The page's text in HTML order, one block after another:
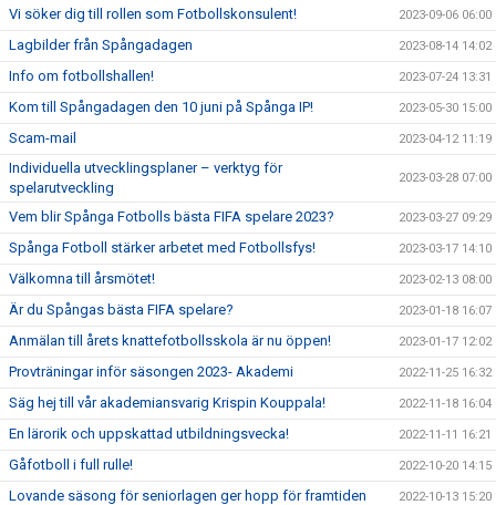
Vi söker dig till rollen som Fotbollskonsulent! 2023-09-06 06:00
Lagbilder från Spångadagen 2023-08-14 14:02
Info om fotbollshallen! 2023-07-24 13:31
Kom till Spångadagen den 10 juni på Spånga IP! 2023-05-30 15:00
Scam-mail 2023-04-12 11:19
Individuella utvecklingsplaner – verktyg för
spelarutveckling
2023-03-28 07:00
Vem blir Spånga Fotbolls bästa FIFA spelare 2023? 2023-03-27 09:29
Spånga Fotboll stärker arbetet med Fotbollsfys! 2023-03-17 14:10
Välkomna till årsmötet! 2023-02-13 08:00
Är du Spångas bästa FIFA spelare? 2023-01-18 16:07
Anmälan till årets knattefotbollsskola är nu öppen! 2023-01-17 12:02
Provträningar inför säsongen 2023- Akademi 2022-11-25 16:32
Säg hej till vår akademiansvarig Krispin Kouppala! 2022-11-18 16:04
En lärorik och uppskattad utbildningsvecka! 2022-11-11 16:21
Gåfotboll i full rulle! 2022-10-20 14:15
Lovande säsong för seniorlagen ger hopp för framtiden 2022-10-13 15:20